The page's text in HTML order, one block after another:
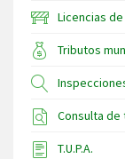
Licencias
Tributos
Consulta
T.U.P.A.